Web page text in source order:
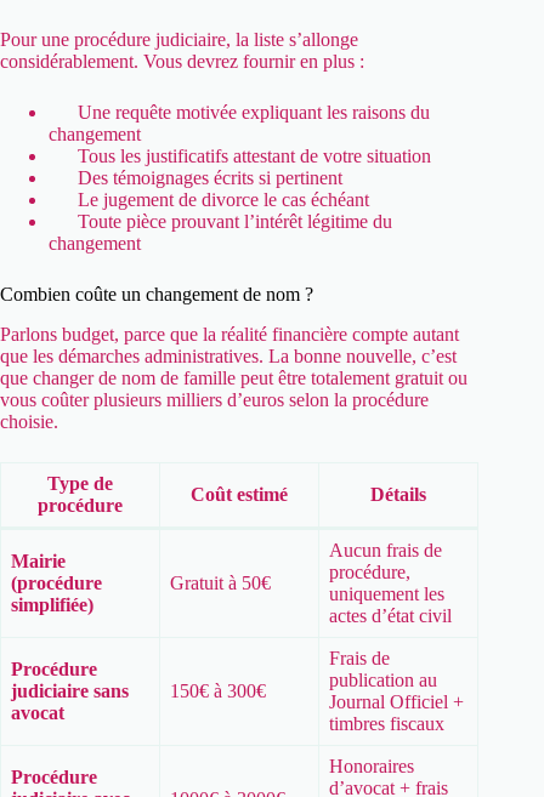
Pour une procédure judiciaire, la liste s’allonge
considérablement. Vous devrez fournir en plus :
Une requête motivée expliquant les raisons du
changement
Tous les justificatifs attestant de votre situation
Des témoignages écrits si pertinent
Le jugement de divorce le cas échéant
Toute pièce prouvant l’intérêt légitime du
changement
Combien coûte un changement de nom ?
Parlons budget, parce que la réalité financière compte autant
que les démarches administratives. La bonne nouvelle, c’est
que changer de nom de famille peut être totalement gratuit ou
vous coûter plusieurs milliers d’euros selon la procédure
choisie.
Type de
procédure
Coût estimé Détails
Mairie
(procédure
simplifiée)
Gratuit à 50€
Aucun frais de
procédure,
uniquement les
actes d’état civil
Procédure
judiciaire sans
avocat
150€ à 300€
Frais de
publication au
Journal Officiel +
timbres fiscaux
Procédure
Honoraires
d’avocat + frais